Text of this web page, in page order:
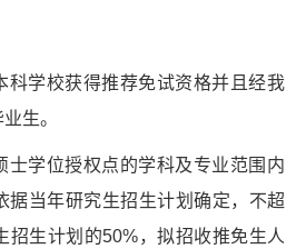
科学校获得推荐免试资格并且经我
生。
士学位授权点的学科及专业范围内
据当年研究生招生计划确定，不超
招生计划的50%，拟招收推免生人